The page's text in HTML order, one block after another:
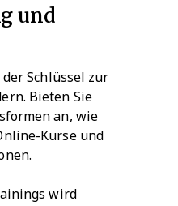
und
Schlüssel zur
Bieten Sie
an, wie
Kurse und
wird